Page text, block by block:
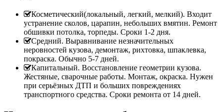
Косметический(локальный, легкий, мелкий). Входит
устранение сколов, царапин, небольших вмятин. Ремонт
обшивки потолка, торпеды. Сроки 1-2 дня.
Средний. Выравнивание незначительных
неровностей кузова, демонтаж, рихтовка, шпаклевка,
покраска. Обычно 5-7 дней.
Капитальный. Восстановление геометрии кузова.
Жестяные, сварочные работы. Монтаж, окраска. Нужен
при серьёзных ДТП и больших повреждениях
транспортного средства. Сроки ремонта от 14 дней.